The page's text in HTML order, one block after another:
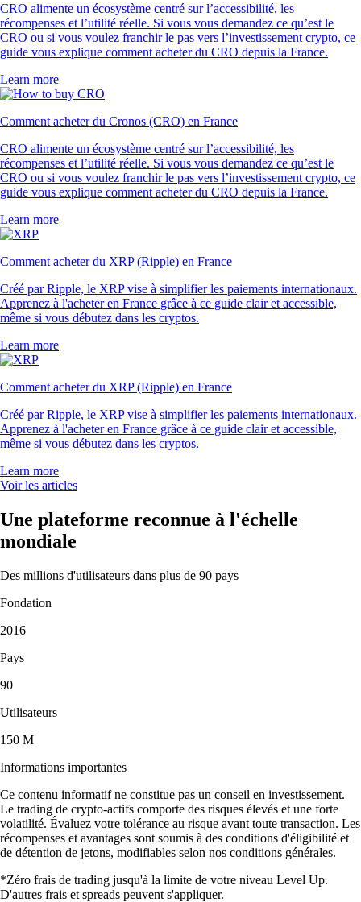
CRO alimente un écosystème centré sur l’accessibilité, les
récompenses et l’utilité réelle. Si vous vous demandez ce qu’est le
CRO ou si vous voulez franchir le pas vers l’investissement crypto, ce
guide vous explique comment acheter du CRO depuis la France.
Learn more
Comment acheter du Cronos (CRO) en France
CRO alimente un écosystème centré sur l’accessibilité, les
récompenses et l’utilité réelle. Si vous vous demandez ce qu’est le
CRO ou si vous voulez franchir le pas vers l’investissement crypto, ce
guide vous explique comment acheter du CRO depuis la France.
Learn more
Comment acheter du XRP (Ripple) en France
Créé par Ripple, le XRP vise à simplifier les paiements internationaux.
Apprenez à l'acheter en France grâce à ce guide clair et accessible,
même si vous débutez dans les cryptos.
Learn more
Comment acheter du XRP (Ripple) en France
Créé par Ripple, le XRP vise à simplifier les paiements internationaux.
Apprenez à l'acheter en France grâce à ce guide clair et accessible,
même si vous débutez dans les cryptos.
Learn more
Voir les articles
Une plateforme reconnue à l'échelle
mondiale
Des millions d'utilisateurs dans plus de 90 pays
Fondation
2016
Pays
90
Utilisateurs
150 M
Informations importantes
Ce contenu informatif ne constitue pas un conseil en investissement.
Le trading de crypto-actifs comporte des risques élevés et une forte
volatilité. Évaluez votre tolérance au risque avant toute transaction. Les
récompenses et avantages sont soumis à des conditions d'éligibilité et
de détention de jetons, modifiables selon nos conditions générales.
*Zéro frais de trading jusqu'à la limite de votre niveau Level Up.
D'autres frais et spreads peuvent s'appliquer.